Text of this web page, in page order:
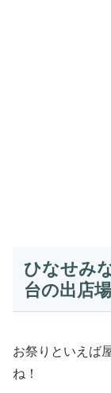
ひなせみ
台の出店
お祭りといえば
ね！